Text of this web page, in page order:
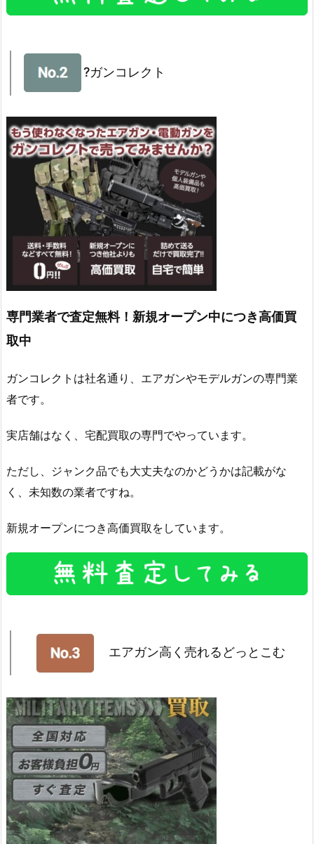
?ガンコレクト
専門業者で査定無料！新規オープン中につき高価買
取中
ガンコレクトは社名通り、エアガンやモデルガンの専門業
者です。
実店舗はなく、宅配買取の専門でやっています。
ただし、ジャンク品でも大丈夫なのかどうかは記載がな
く、未知数の業者ですね。
新規オープンにつき高価買取をしています。
エアガン高く売れるどっとこむ